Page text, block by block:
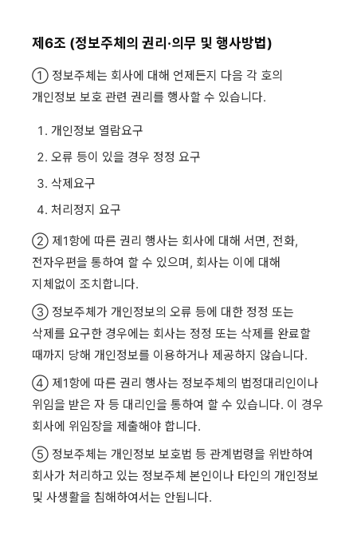
제6조 (정보주체의 권리·의무 및 행사방법)
① 정보주체는 회사에 대해 언제든지 다음 각 호의
개인정보 보호 관련 권리를 행사할 수 있습니다.
개인정보 열람요구
오류 등이 있을 경우 정정 요구
삭제요구
처리정지 요구
② 제1항에 따른 권리 행사는 회사에 대해 서면, 전화,
전자우편을 통하여 할 수 있으며, 회사는 이에 대해
지체없이 조치합니다.
③ 정보주체가 개인정보의 오류 등에 대한 정정 또는
삭제를 요구한 경우에는 회사는 정정 또는 삭제를 완료할
때까지 당해 개인정보를 이용하거나 제공하지 않습니다.
④ 제1항에 따른 권리 행사는 정보주체의 법정대리인이나
위임을 받은 자 등 대리인을 통하여 할 수 있습니다. 이 경우
회사에 위임장을 제출해야 합니다.
⑤ 정보주체는 개인정보 보호법 등 관계법령을 위반하여
회사가 처리하고 있는 정보주체 본인이나 타인의 개인정보
및 사생활을 침해하여서는 안됩니다.